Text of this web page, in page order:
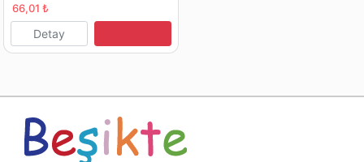
66,01 ₺
Detay